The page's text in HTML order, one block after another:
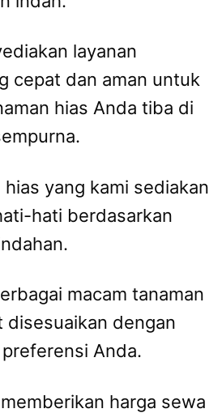
layanan
cepat dan aman untuk
hias Anda tiba di
yang kami sediakan
hati berdasarkan
macam tanaman
disesuaikan dengan
Anda.
harga sewa